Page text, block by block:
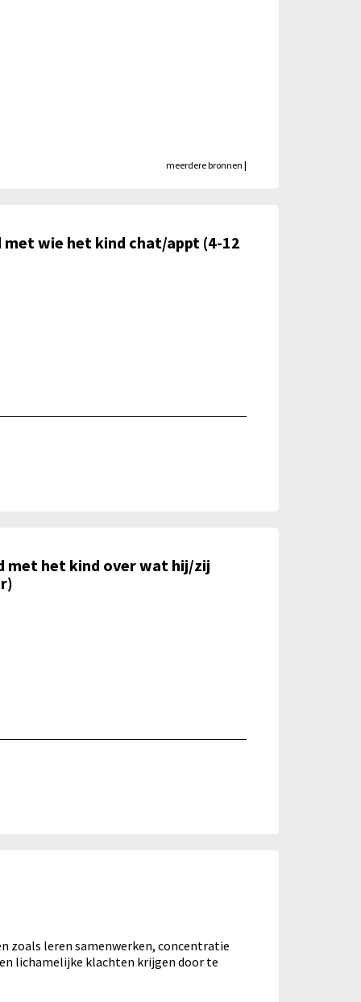
meerdere bronnen |
wie het kind chat/appt (4-12
met het kind over wat hij/zij
zoals leren samenwerken, concentratie
lichamelijke klachten krijgen door te